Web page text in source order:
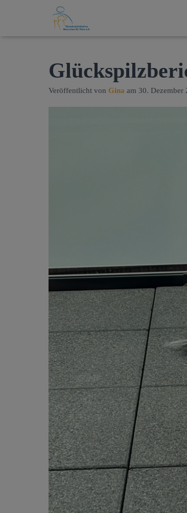
Veröffentlicht von Gina am 30. Dezember